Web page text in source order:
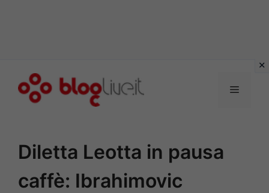
Menu
Diletta Leotta in pausa
caffè: Ibrahimovic